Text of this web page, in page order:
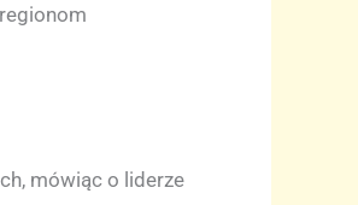
mówiąc o liderze